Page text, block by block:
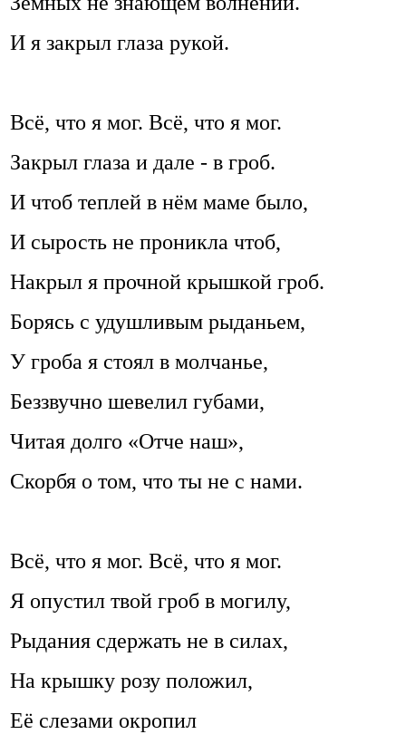
И я закрыл глаза рукой.
Всё, что я мог. Всё, что я мог.
Закрыл глаза и дале - в гроб.
И чтоб теплей в нём маме было,
И сырость не проникла чтоб,
Накрыл я прочной крышкой гроб.
Борясь с удушливым рыданьем,
У гроба я стоял в молчанье,
Беззвучно шевелил губами,
Читая долго «Отче наш»,
Скорбя о том, что ты не с нами.
Всё, что я мог. Всё, что я мог.
Я опустил твой гроб в могилу,
Рыдания сдержать не в силах,
На крышку розу положил,
Её слезами окропил